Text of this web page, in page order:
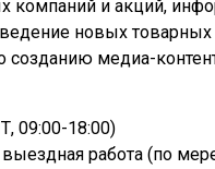
компаний и акций,
новых
созданию медиа-
09:00-18:00)
работа (по